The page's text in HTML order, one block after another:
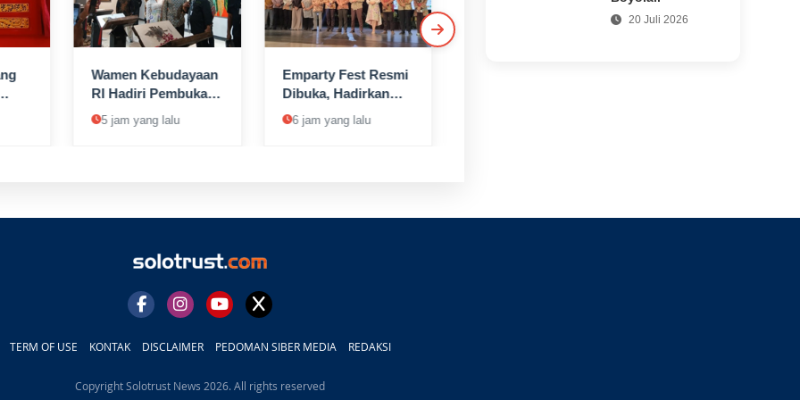
Wamen Kebudayaan
RI Hadiri Pembukaan
Pameran Seni
Emparty Fest di
5 jam yang lalu
Emparty Fest Resmi
Dibuka, Hadirkan
Seni sebagai Wujud
Kepedulian dan
6 jam yang lalu
20 Juli 2026
TERM OF USE KONTAK DISCLAIMER PEDOMAN SIBER MEDIA REDAKSI
Copyright Solotrust News 2026. All rights reserved